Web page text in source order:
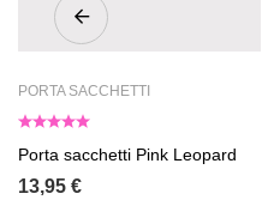
PORTA SACCHETTI
Porta sacchetti Pink Leopard
13,95 €